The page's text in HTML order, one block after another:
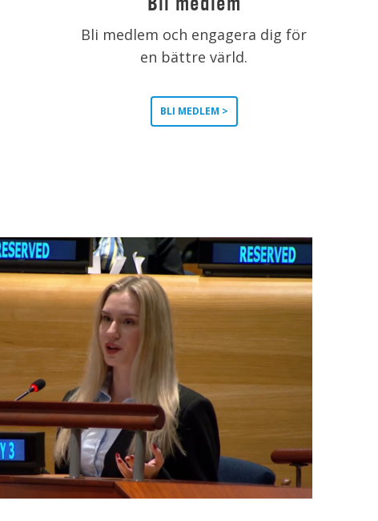
Bli medlem och engagera dig för
en bättre värld.
BLI MEDLEM >